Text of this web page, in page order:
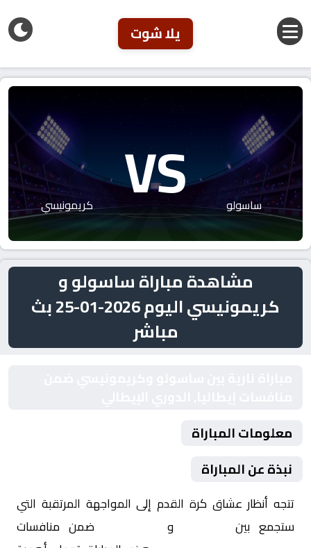
يلا شوت
ساسولو VS كريمونيسي
مشاهدة مباراة ساسولو و
كريمونيسي اليوم 2026-01-25 بث
مباشر
معلومات المباراة
نبذة عن المباراة
تتجه أنظار عشاق كرة القدم إلى المواجهة المرتقبة التي
ستجمع بين
وكريمونيسي
ضمن منافسات